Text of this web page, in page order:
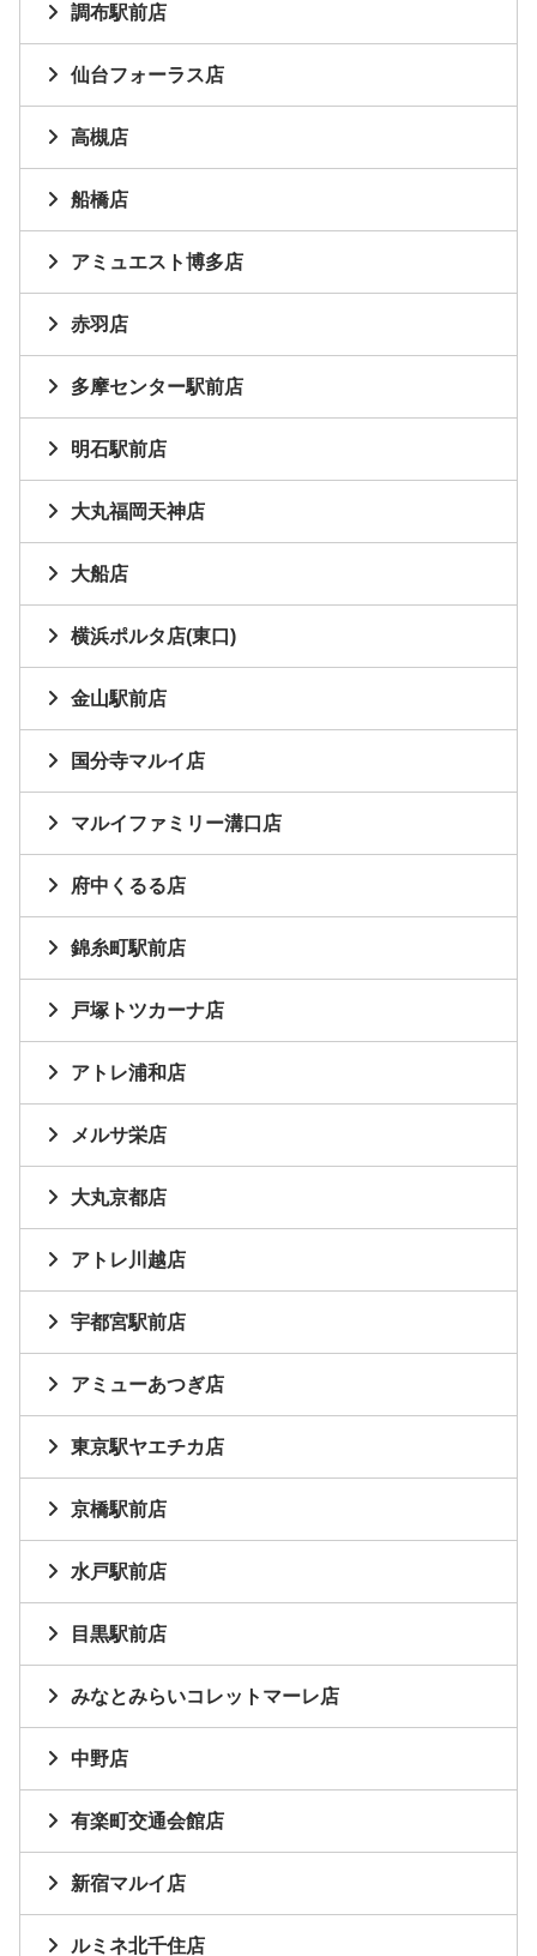
調布駅前店
仙台フォーラス店
高槻店
船橋店
アミュエスト博多店
赤羽店
多摩センター駅前店
明石駅前店
大丸福岡天神店
大船店
横浜ポルタ店(東口)
金山駅前店
国分寺マルイ店
マルイファミリー溝口店
府中くるる店
錦糸町駅前店
戸塚トツカーナ店
アトレ浦和店
メルサ栄店
大丸京都店
アトレ川越店
宇都宮駅前店
アミューあつぎ店
東京駅ヤエチカ店
京橋駅前店
水戸駅前店
目黒駅前店
みなとみらいコレットマーレ店
中野店
有楽町交通会館店
新宿マルイ店
ルミネ北千住店